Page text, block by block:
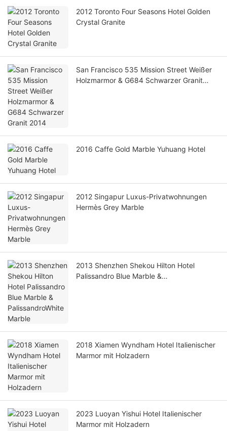
2012 Toronto Four Seasons Hotel Golden
Crystal Granite
San Francisco 535 Mission Street Weißer
Holzmarmor & G684 Schwarzer Granit
2016 Caffe Gold Marble Yuhuang Hotel
2012 Singapur Luxus-Privatwohnungen
Hermès Grey Marble
2013 Shenzhen Shekou Hilton Hotel
Palissandro Blue Marble &
2018 Xiamen Wyndham Hotel Italienischer
Marmor mit Holzadern
2023 Luoyan Yishui Hotel Italienischer
Marmor mit Holzadern